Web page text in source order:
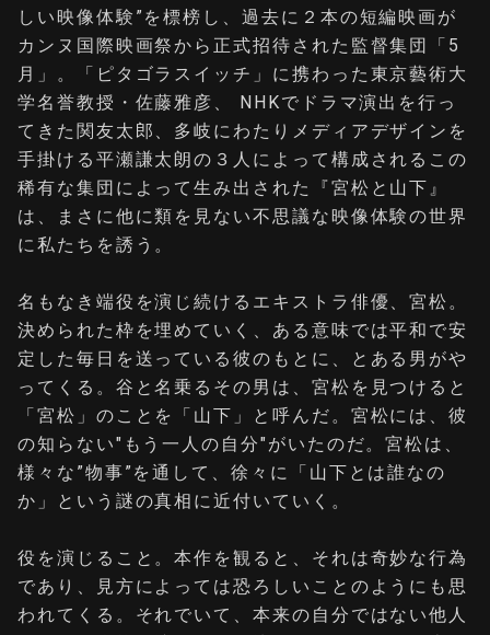
しい映像体験”を標榜し、過去に２本の短編映画が
カンヌ国際映画祭から正式招待された監督集団「5
月」。「ピタゴラスイッチ」に携わった東京藝術大
学名誉教授・佐藤雅彦、 NHKでドラマ演出を行っ
てきた関友太郎、多岐にわたりメディアデザインを
手掛ける平瀬謙太朗の３人によって構成されるこの
稀有な集団によって生み出された『宮松と山下』
は、まさに他に類を見ない不思議な映像体験の世界
に私たちを誘う。
名もなき端役を演じ続けるエキストラ俳優、宮松。
決められた枠を埋めていく、ある意味では平和で安
定した毎日を送っている彼のもとに、とある男がや
ってくる。谷と名乗るその男は、宮松を見つけると
「宮松」のことを「山下」と呼んだ。宮松には、彼
の知らない"もう一人の自分"がいたのだ。宮松は、
様々な”物事”を通して、徐々に「山下とは誰なの
か」という謎の真相に近付いていく。
役を演じること。本作を観ると、それは奇妙な行為
であり、見方によっては恐ろしいことのようにも思
われてくる。それでいて、本来の自分ではない他人